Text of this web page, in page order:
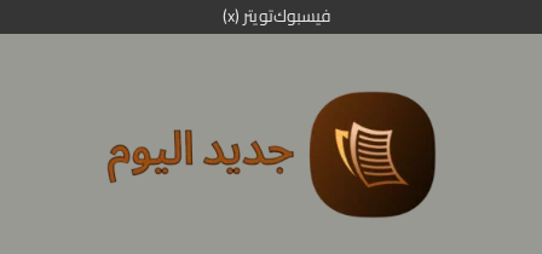
إلى
فيسبوكتويتر (x)